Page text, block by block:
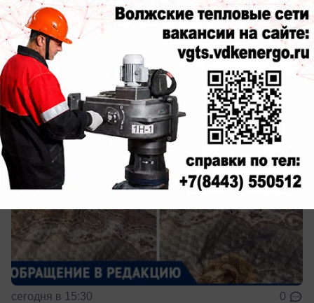
во время дождя: УК «Лада Дом»
бездействует
Потоп 4-ый месяц
сегодня в 15:30 0